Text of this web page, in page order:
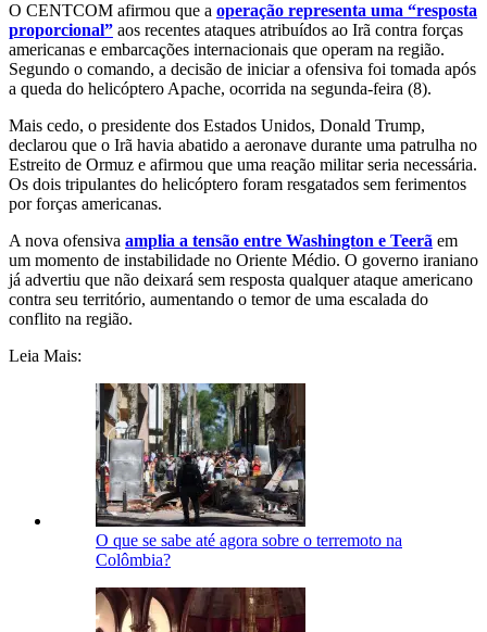
O CENTCOM afirmou que a operação representa uma “resposta
proporcional” aos recentes ataques atribuídos ao Irã contra forças
americanas e embarcações internacionais que operam na região.
Segundo o comando, a decisão de iniciar a ofensiva foi tomada após
a queda do helicóptero Apache, ocorrida na segunda-feira (8).
Mais cedo, o presidente dos Estados Unidos, Donald Trump,
declarou que o Irã havia abatido a aeronave durante uma patrulha no
Estreito de Ormuz e afirmou que uma reação militar seria necessária.
Os dois tripulantes do helicóptero foram resgatados sem ferimentos
por forças americanas.
A nova ofensiva amplia a tensão entre Washington e Teerã em
um momento de instabilidade no Oriente Médio. O governo iraniano
já advertiu que não deixará sem resposta qualquer ataque americano
contra seu território, aumentando o temor de uma escalada do
conflito na região.
Leia Mais:
O que se sabe até agora sobre o terremoto na
Colômbia?